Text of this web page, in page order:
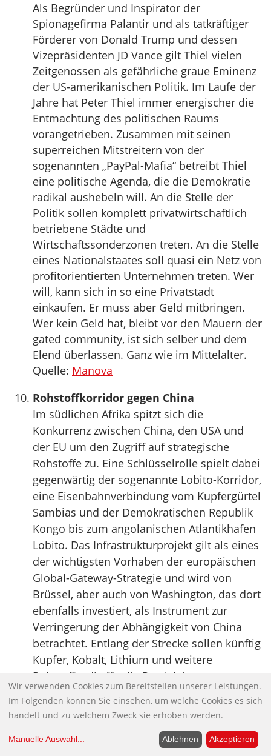
Als Begründer und Inspirator der
Spionagefirma Palantir und als tatkräftiger
Förderer von Donald Trump und dessen
Vizepräsidenten JD Vance gilt Thiel vielen
Zeitgenossen als gefährliche graue Eminenz
der US-amerikanischen Politik. Im Laufe der
Jahre hat Peter Thiel immer energischer die
Entmachtung des politischen Raums
vorangetrieben. Zusammen mit seinen
superreichen Mitstreitern von der
sogenannten „PayPal-Mafia“ betreibt Thiel
eine politische Agenda, die die Demokratie
radikal aushebeln will. An die Stelle der
Politik sollen komplett privatwirtschaftlich
betriebene Städte und
Wirtschaftssonderzonen treten. An die Stelle
eines Nationalstaates soll quasi ein Netz von
profitorientierten Unternehmen treten. Wer
will, kann sich in so eine Privatstadt
einkaufen. Er muss aber Geld mitbringen.
Wer kein Geld hat, bleibt vor den Mauern der
gated community, ist sich selber und dem
Elend überlassen. Ganz wie im Mittelalter.
Quelle: Manova
Rohstoffkorridor gegen China
Im südlichen Afrika spitzt sich die
Konkurrenz zwischen China, den USA und
der EU um den Zugriff auf strategische
Rohstoffe zu. Eine Schlüsselrolle spielt dabei
gegenwärtig der sogenannte Lobito-Korridor,
eine Eisenbahnverbindung vom Kupfergürtel
Sambias und der Demokratischen Republik
Kongo bis zum angolanischen Atlantikhafen
Lobito. Das Infrastrukturprojekt gilt als eines
der wichtigsten Vorhaben der europäischen
Global-Gateway-Strategie und wird von
Brüssel, aber auch von Washington, das dort
ebenfalls investiert, als Instrument zur
Verringerung der Abhängigkeit von China
betrachtet. Entlang der Strecke sollen künftig
Kupfer, Kobalt, Lithium und weitere
Rohstoffe, die für die Produktion von
Batterien, Elektrofahrzeugen, digitalen
Technologien und Rüstungsgütern benötigt
werden. Die Initiative knüpft dabei an eine
Wir verwenden Cookies zum Bereitstellen unserer Leistungen.
Im Folgenden können Sie einsehen, um welche Cookies es sich
handelt und zu welchem Zweck sie erhoben werden.
Manuelle Auswahl... Ablehnen Akzeptieren